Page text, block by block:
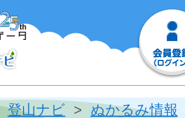
登山ナビ ぬかるみ情報